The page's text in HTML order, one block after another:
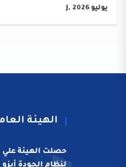
يوليو J, 2026
الهيئة
حصلت الهيئة علي
لنظام الجودة أيزو 9001:2015